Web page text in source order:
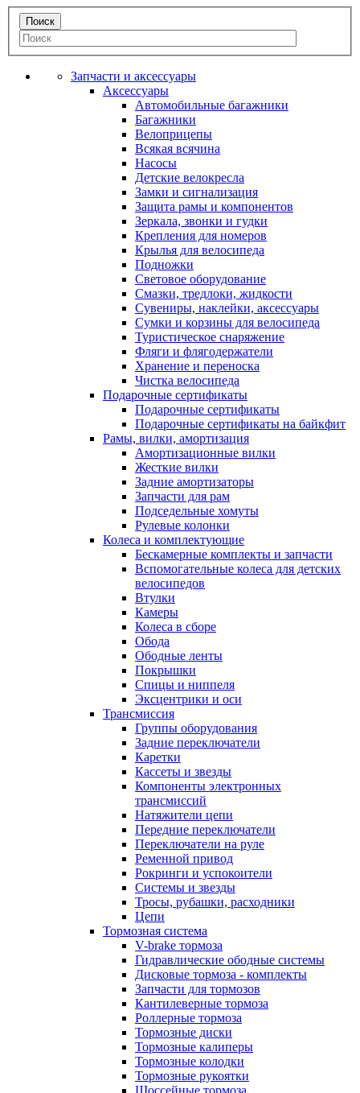
Запчасти и аксессуары
Аксессуары
Автомобильные багажники
Багажники
Велоприцепы
Всякая всячина
Насосы
Детские велокресла
Замки и сигнализация
Защита рамы и компонентов
Зеркала, звонки и гудки
Крепления для номеров
Крылья для велосипеда
Подножки
Световое оборудование
Смазки, тредлоки, жидкости
Сувениры, наклейки, аксессуары
Сумки и корзины для велосипеда
Туристическое снаряжение
Фляги и флягодержатели
Хранение и переноска
Чистка велосипеда
Подарочные сертификаты
Подарочные сертификаты
Подарочные сертификаты на байкфит
Рамы, вилки, амортизация
Амортизационные вилки
Жесткие вилки
Задние амортизаторы
Запчасти для рам
Подседельные хомуты
Рулевые колонки
Колеса и комплектующие
Бескамерные комплекты и запчасти
Вспомогательные колеса для детских
велосипедов
Втулки
Камеры
Колеса в сборе
Обода
Ободные ленты
Покрышки
Спицы и ниппеля
Эксцентрики и оси
Трансмиссия
Группы оборудования
Задние переключатели
Каретки
Кассеты и звезды
Компоненты электронных
трансмиссий
Натяжители цепи
Передние переключатели
Переключатели на руле
Ременной привод
Рокринги и успокоители
Системы и звезды
Тросы, рубашки, расходники
Цепи
Тормозная система
V-brake тормоза
Гидравлические ободные системы
Дисковые тормоза - комплекты
Запчасти для тормозов
Кантилеверные тормоза
Роллерные тормоза
Тормозные диски
Тормозные калиперы
Тормозные колодки
Тормозные рукоятки
Шоссейные тормоза